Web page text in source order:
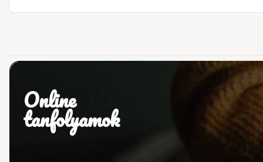
Online
tanfolyamok